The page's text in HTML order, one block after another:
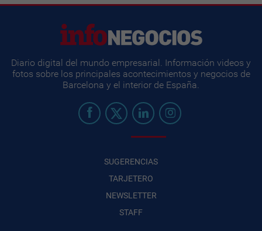
Diario digital del mundo empresarial. Información videos y
fotos sobre los principales acontecimientos y negocios de
Barcelona y el interior de España.
SUGERENCIAS
TARJETERO
NEWSLETTER
STAFF